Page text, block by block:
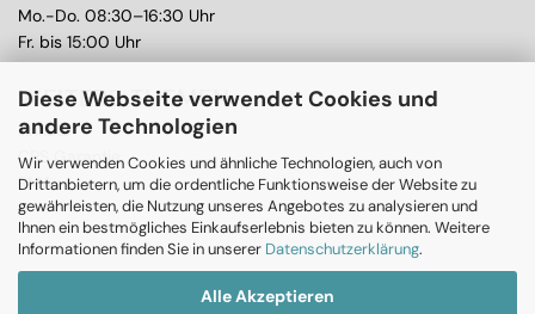
Diese Webseite verwendet Cookies und
andere Technologien
Wir verwenden Cookies und ähnliche Technologien, auch von
Drittanbietern, um die ordentliche Funktionsweise der Website zu
gewährleisten, die Nutzung unseres Angebotes zu analysieren und
Ihnen ein bestmögliches Einkaufserlebnis bieten zu können. Weitere
Informationen finden Sie in unserer Datenschutzerklärung.
Alle Akzeptieren
Mo.-Do. 08:30–16:30 Uhr
Fr. bis 15:00 Uhr
WEITERE THEMEN
Ankauf
CPS Garantie
RMA